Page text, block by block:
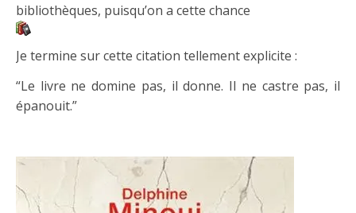
bibliothèques, puisqu’on a cette chance
Je termine sur cette citation tellement explicite :
“Le livre ne domine pas, il donne. Il ne castre pas, il
épanouit.”